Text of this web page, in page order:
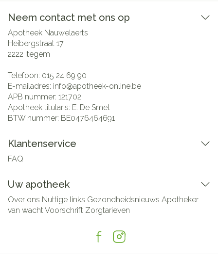
Neem contact met ons op
Apotheek Nauwelaerts
Heibergstraat 17
2222 Itegem
Telefoon: 015 24 69 90
E-mailadres: info@apotheek-online.be
APB nummer: 121702
Apotheek titularis: E. De Smet
BTW nummer: BE0476464691
Klantenservice
FAQ
Uw apotheek
Over ons Nuttige links Gezondheidsnieuws Apotheker
van wachtVoorschrift Zorgtarieven